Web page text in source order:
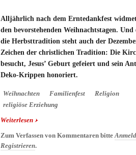
Alljährlich nach dem Erntedankfest
den bevorstehenden Weihnachtstagen. Und
die Herbsttradition steht auch der
Zeichen der christlichen Tradition: Die
besucht, Jesus’ Geburt gefeiert und sein
Deko-Krippen honoriert.
Weihnachten Familienfest
Religion
religiöse Erziehung
Weiterlesen über Warum feiern wir
Zum Verfassen von Kommentaren bitte
Registrieren.